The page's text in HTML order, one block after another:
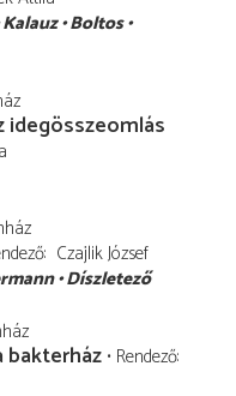
Kalauz Boltos
idegösszeomlás
Czajlik József
Díszletező
bakterház Rendező